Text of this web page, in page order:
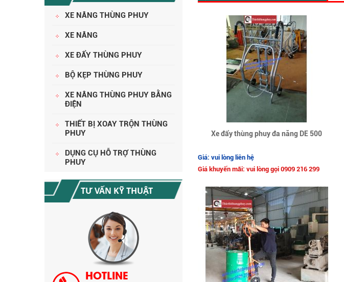
XE NÂNG THÙNG PHUY
XE NÂNG
XE ĐẨY THÙNG PHUY
BỘ KẸP THÙNG PHUY
XE NÂNG THÙNG PHUY BẰNG
ĐIỆN
THIẾT BỊ XOAY TRỘN THÙNG
PHUY
DỤNG CỤ HỖ TRỢ THÙNG
PHUY
TƯ VẤN KỸ THUẬT
HOTLINE
HƯỚNG DẪN THANH TOÁN MUA
HÀNG
Xe đẩy thùng phuy đa năng DE 500
Giá: vui lòng liên hệ
Giá khuyến mãi: vui lòng gọi 0909 216 299